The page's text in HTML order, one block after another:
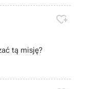

tą misję?